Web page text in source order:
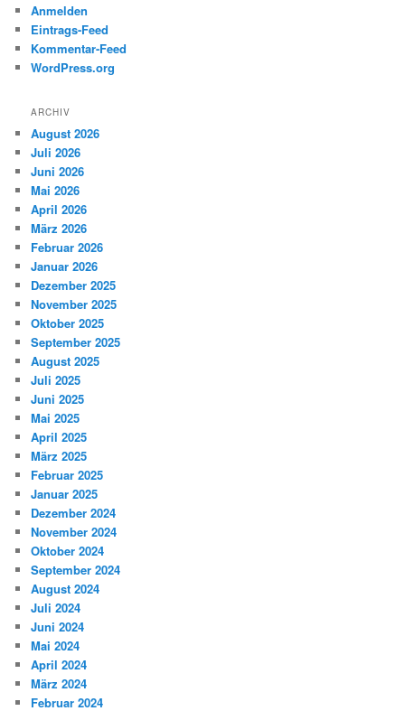
Anmelden
Eintrags-Feed
Kommentar-Feed
WordPress.org
ARCHIV
August 2026
Juli 2026
Juni 2026
Mai 2026
April 2026
März 2026
Februar 2026
Januar 2026
Dezember 2025
November 2025
Oktober 2025
September 2025
August 2025
Juli 2025
Juni 2025
Mai 2025
April 2025
März 2025
Februar 2025
Januar 2025
Dezember 2024
November 2024
Oktober 2024
September 2024
August 2024
Juli 2024
Juni 2024
Mai 2024
April 2024
März 2024
Februar 2024